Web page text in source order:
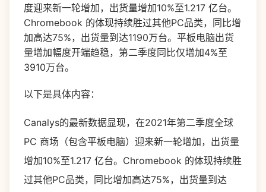
度迎来新一轮增加，出货量增加10%至1.217 亿台。
Chromebook 的体现持续胜过其他PC品类，同比增
加高达75%，出货量到达1190万台。平板电脑出货
量增加幅度开端趋稳，第二季度同比仅增加4%至
3910万台。
以下是具体内容：
Canalys的最新数据显现，在2021年第二季度全球
PC 商场（包含平板电脑）迎来新一轮增加，出货量
增加10%至1.217 亿台。Chromebook 的体现持续胜
过其他PC品类，同比增加高达75%，出货量到达